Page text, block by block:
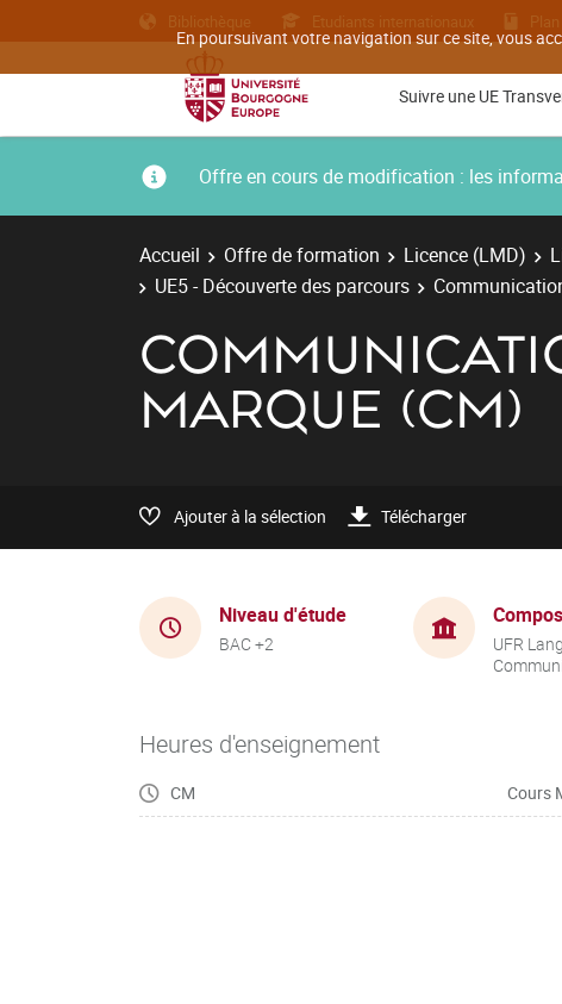
En poursuivant votre navigation sur ce site, vous
Bibliothèque Etudiants internationaux Plan
Suivre une UE
Offre en cours de modification : les
Accueil Offre de formation Licence (LMD)
UE5 - Découverte des parcours
MARQUE (CM)
Ajouter à la sélection Télécharger
Niveau d'étude
BAC +2
UFR
Heures d'enseignement
CM Cours